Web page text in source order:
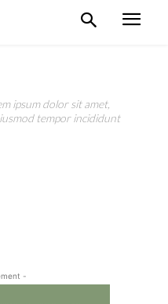
ipsum dolor sit amet,
tempor incididunt
-